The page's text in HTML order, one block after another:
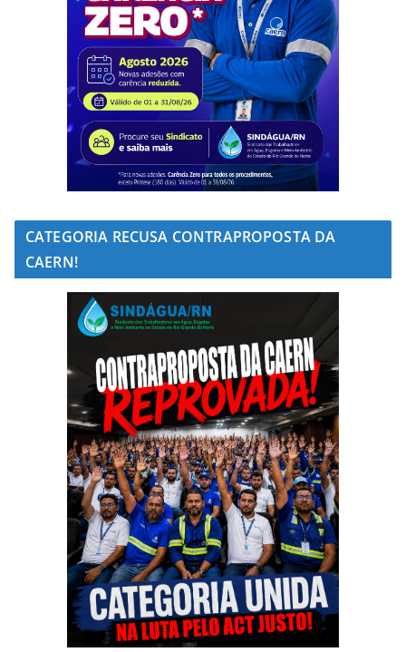
CATEGORIA RECUSA CONTRAPROPOSTA DA
CAERN!